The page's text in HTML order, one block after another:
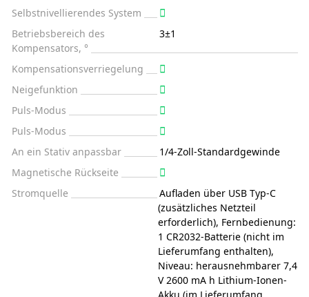
Selbstnivellierendes System
Betriebsbereich des
Kompensators, °
3±1
Kompensationsverriegelung
Neigefunktion
Puls-Modus
Puls-Modus
An ein Stativ anpassbar
1/4-Zoll-Standardgewinde
Magnetische Rückseite
Stromquelle
Aufladen über USB Typ-C
(zusätzliches Netzteil
erforderlich), Fernbedienung:
1 CR2032-Batterie (nicht im
Lieferumfang enthalten),
Niveau: herausnehmbarer 7,4
V 2600 mA h Lithium-Ionen-